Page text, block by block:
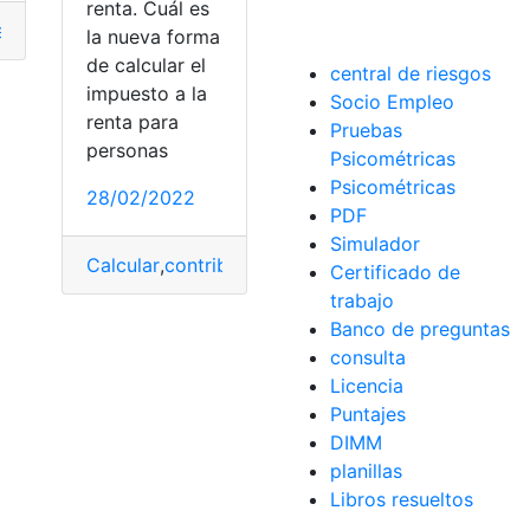
inspección ,inspección tecnica
renta. Cuál es
la nueva forma
de calcular el
impuesto a la
renta para
personas
28/02/2022
Calcular,contribuyente guía tributaria,impuesto a
central de riesgos
Socio Empleo
Pruebas
Psicométricas
Psicométricas
PDF
Simulador
Certificado de
trabajo
Banco de preguntas
consulta
Licencia
Puntajes
DIMM
planillas
Libros resueltos